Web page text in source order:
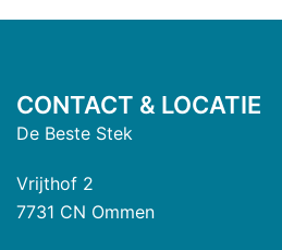
CONTACT & LOCATIE
De Beste Stek
Vrijthof 2
7731 CN Ommen